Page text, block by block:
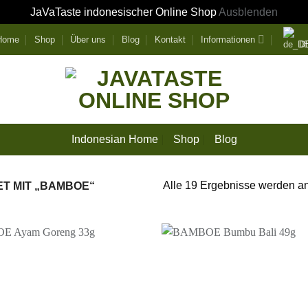
JaVaTaste indonesischer Online ShopAusblenden
Shop Über uns Blog Kontakt Informationen
Indonesian Home Shop Blog
MIT „BAMBOE“ Alle 19 Ergebnisse werden